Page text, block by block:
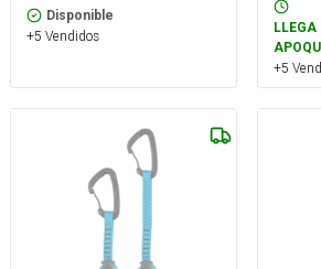
Disponible
+5 Vendidos
+5